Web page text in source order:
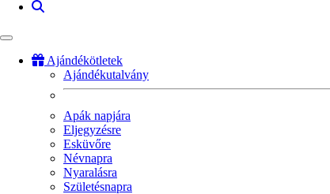
Ajándékötletek
Ajándékutalvány
Apák napjára
Eljegyzésre
Esküvőre
Névnapra
Nyaralásra
Születésnapra